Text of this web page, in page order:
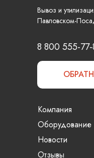
Вывоз и
Павловском-
Отзывы
Новости
Оборудование
Компания
8 800 555-